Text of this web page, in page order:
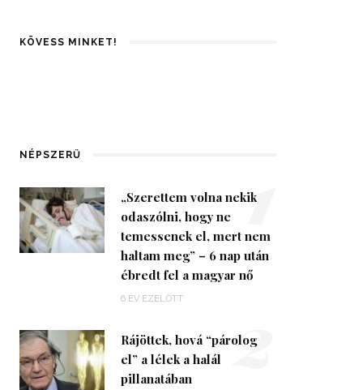
KÖVESS MINKET!
NÉPSZERŰ
„Szerettem volna nekik
odaszólni, hogy ne
temessenek el, mert nem
haltam meg” – 6 nap után
ébredt fel a magyar nő
6 ÉV EZELŐTT
1
Rájöttek, hová “párolog
el” a lélek a halál
pillanatában
2